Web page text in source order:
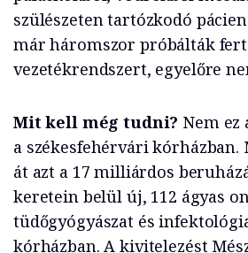
szülészeten tartózkodó
már háromszor próbálták
vezetékrendszert, egyelőre
Mit kell még tudni? Nem ez
a székesfehérvári kórházban.
át azt a 17 milliárdos
keretein belül új, 112 ágyas
tüdőgyógyászat és
kórházban. A kivitelezést